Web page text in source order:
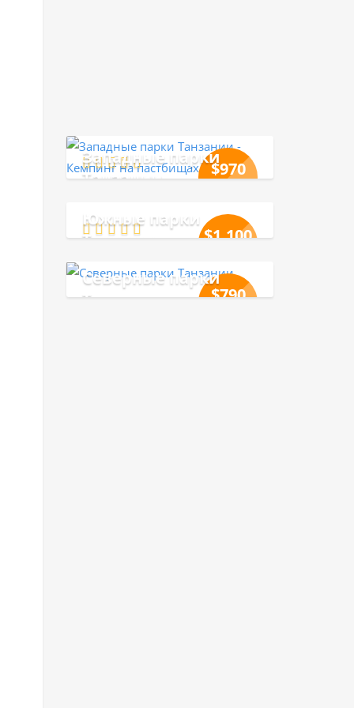
$970
Западные парки
Танзании
$1,100
Южные парки
Танзании
$790
Северные парки
Танзании